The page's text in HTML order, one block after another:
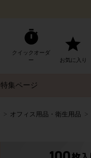
クイックオーダ
ー
お気に入り
特集ページ
オフィス用品・衛生用品